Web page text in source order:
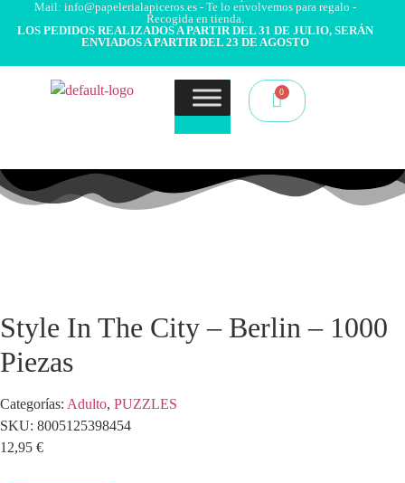
Mail: info@papelerialapiceros.es - Te lo envolvemos para regalo -
Recogida en tienda.
LOS PEDIDOS REALIZADOS A PARTIR DEL 31 DE JULIO, SERÁN
ENVIADOS A PARTIR DEL 23 DE AGOSTO
Style In The City – Berlin – 1000
Piezas
Categorías: Adulto, PUZZLES
SKU: 8005125398454
12,95 €